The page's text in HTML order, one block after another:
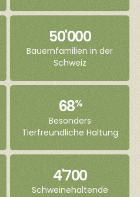
50'000
Bauernfamilien in der
Schweiz
68%
Besonders
Tierfreundliche Haltung
4'700
Schweinehaltende